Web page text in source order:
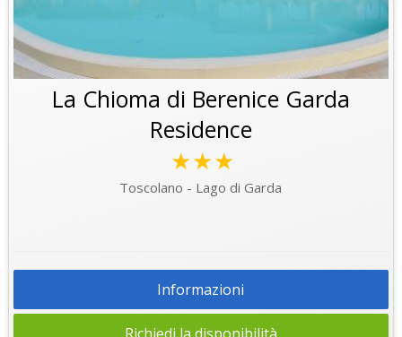
La Chioma di Berenice Garda
Residence
★★★
Toscolano - Lago di Garda
Informazioni